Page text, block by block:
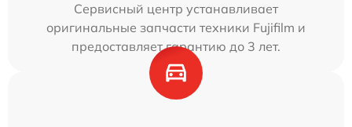
Сервисный центр устанавливает
оригинальные запчасти техники Fujifilm и
предоставляет гарантию до 3 лет.